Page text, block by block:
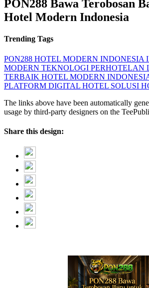
PON288 Bawa Terobosan
Hotel Modern Indonesia
Trending Tags
PON288 HOTEL MODERN INDONESIA
MODERN TEKNOLOGI PERHOTELAN
TERBAIK HOTEL MODERN
PLATFORM DIGITAL HOTEL SOLUSI
The links above have been automatically
usage by third-party designers on the
Share this design: